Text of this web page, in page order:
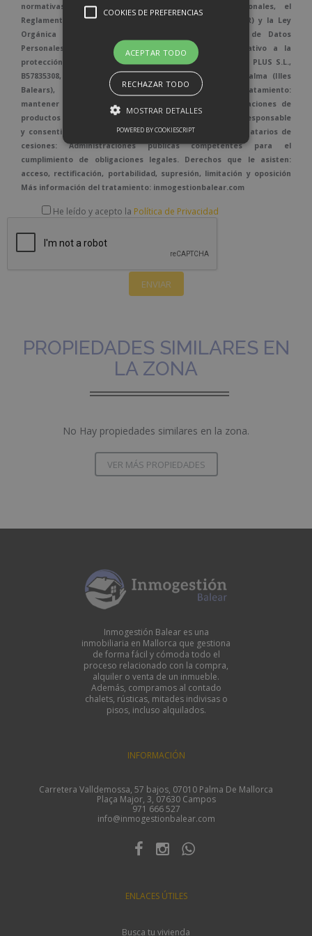
normativas vigentes en protección de datos personales, el
Reglamento (UE) 2016/679, de 27 de abril de 2016 (GDPR) y la Ley
Orgánica 3/2018, de 5 de diciembre de Protección de Datos
Personales y garantía de los derechos digitales relativo a la
protección de las personas físicas. Responsable: BALEAR PLUS S.L.,
B57835308, Carretera Valldemossa, 57, bajos, - 07010 Palma (Illes
Balears), info@inmogestionbalear.com Fines del tratamiento:
mantener una relación comercial y envío de comunicaciones de
productos o servicios Legitimación: Obligación legal del Responsable
y consentimiento del interesado cuando proceda. Destinatarios de
cesiones: Administraciones públicas competentes para el
cumplimiento de obligaciones legales. Derechos que le asisten:
acceso, rectificación, portabilidad, supresión, limitación y oposición
Más información del tratamiento: inmogestionbalear.com
He leído y acepto la Política de Privacidad
PROPIEDADES SIMILARES EN
LA ZONA
No Hay propiedades similares en la zona.
VER MÁS PROPIEDADES
Inmogestión Balear es una
inmobiliaria en Mallorca que gestiona
de forma fácil y cómoda todo el
proceso relacionado con la compra,
alquiler o venta de un inmueble.
Además, compramos al contado
chalets, rústicas, mitades indivisas o
pisos, incluso alquilados.
INFORMACIÓN
Carretera Valldemossa, 57 bajos, 07010 Palma De Mallorca
Plaça Major, 3, 07630 Campos
971 666 527
info@inmogestionbalear.com
ENLACES ÚTILES
Busca tu vivienda
COOKIES DE PREFERENCIAS
ACEPTAR TODO
RECHAZAR TODO
MOSTRAR DETALLES
POWERED BY COOKIESCRIPT